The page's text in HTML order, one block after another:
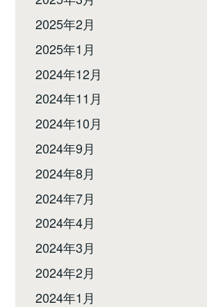
2025年2月
2025年1月
2024年12月
2024年11月
2024年10月
2024年9月
2024年8月
2024年7月
2024年4月
2024年3月
2024年2月
2024年1月